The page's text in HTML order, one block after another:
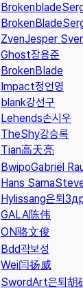
Brokenblade
BrokenBlade
ZvenJesper
Ghost장용준
BrokenBIade
Impact정언영
blank강선구
Lehends손시우
TheShy강승록
Tian高天亮
BwipoGabriël
Hans Sama
Hylissang은퇴
GALA陈伟
ON骆文俊
Bdd곽보성
Wei闫扬威
SwordArt은퇴 胡